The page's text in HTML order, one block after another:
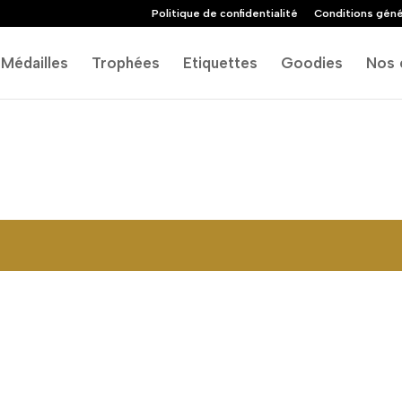
Politique de confidentialité Conditions
Médailles Trophées Etiquettes Goodies Nos